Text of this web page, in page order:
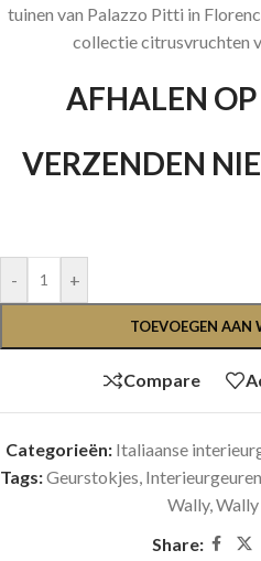
tuinen van Palazzo Pitti in
collectie citrusvruchten
AFHALEN
VERZENDEN
- +
TOEVOEGEN AAN
Compare
Categorieën: Italiaanse
Tags:Geurstokjes, Interieurgeuren
Wally,
Share: